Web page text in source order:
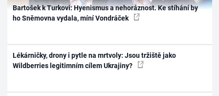
Bartošek k Turkovi: Hyenismus a nehoráznost. Ke stíhání by
ho Sněmovna vydala, míní Vondráček
Lékárničky, drony i pytle na mrtvoly: Jsou tržiště jako
Wildberries legitimním cílem Ukrajiny?